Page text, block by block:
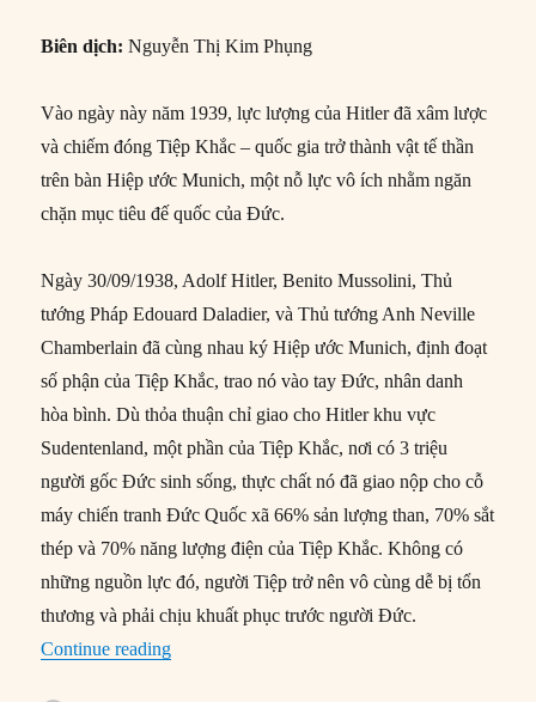
Biên dịch: Nguyễn Thị Kim Phụng
Vào ngày này năm 1939, lực lượng của Hitler đã xâm lược
và chiếm đóng Tiệp Khắc – quốc gia trở thành vật tế thần
trên bàn Hiệp ước Munich, một nỗ lực vô ích nhằm ngăn
chặn mục tiêu đế quốc của Đức.
Ngày 30/09/1938, Adolf Hitler, Benito Mussolini, Thủ
tướng Pháp Edouard Daladier, và Thủ tướng Anh Neville
Chamberlain đã cùng nhau ký Hiệp ước Munich, định đoạt
số phận của Tiệp Khắc, trao nó vào tay Đức, nhân danh
hòa bình. Dù thỏa thuận chỉ giao cho Hitler khu vực
Sudentenland, một phần của Tiệp Khắc, nơi có 3 triệu
người gốc Đức sinh sống, thực chất nó đã giao nộp cho cỗ
máy chiến tranh Đức Quốc xã 66% sản lượng than, 70% sắt
thép và 70% năng lượng điện của Tiệp Khắc. Không có
những nguồn lực đó, người Tiệp trở nên vô cùng dễ bị tổn
thương và phải chịu khuất phục trước người Đức.
Continue reading“15/03/1939: Đức Quốc xã chiếm Tiệp Khắc”